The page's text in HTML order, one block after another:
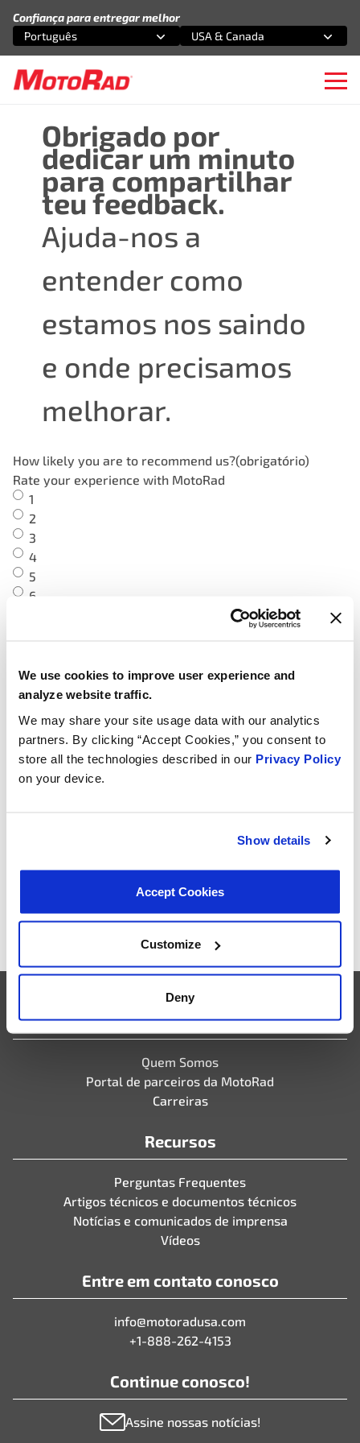
We use cookies to improve user experience and
analyze website traffic.
We may share your site usage data with our analytics
partners. By clicking “Accept Cookies,” you consent to
store all the technologies described in our Privacy Policy
on your device.
Show details
Accept Cookies
Customize
Deny
Confiança para entregar melhor
Selecione uma opção
Português
Selecione uma opção
USA & Canada
Obrigado por
dedicar um minuto
para compartilhar
teu feedback.
Ajuda-nos a
entender como
estamos nos saindo
e onde precisamos
melhorar.
How likely you are to recommend us?(obrigatório)
Rate your experience with MotoRad
1
2
3
4
5
6
10
Explain your answer:(obrigatório)
Empresa
Quem Somos
Portal de parceiros da MotoRad
Carreiras
Recursos
Perguntas Frequentes
Artigos técnicos e documentos técnicos
Notícias e comunicados de imprensa
Vídeos
Entre em contato conosco
info@motoradusa.com
+1-888-262-4153
Continue conosco!
Assine nossas notícias!